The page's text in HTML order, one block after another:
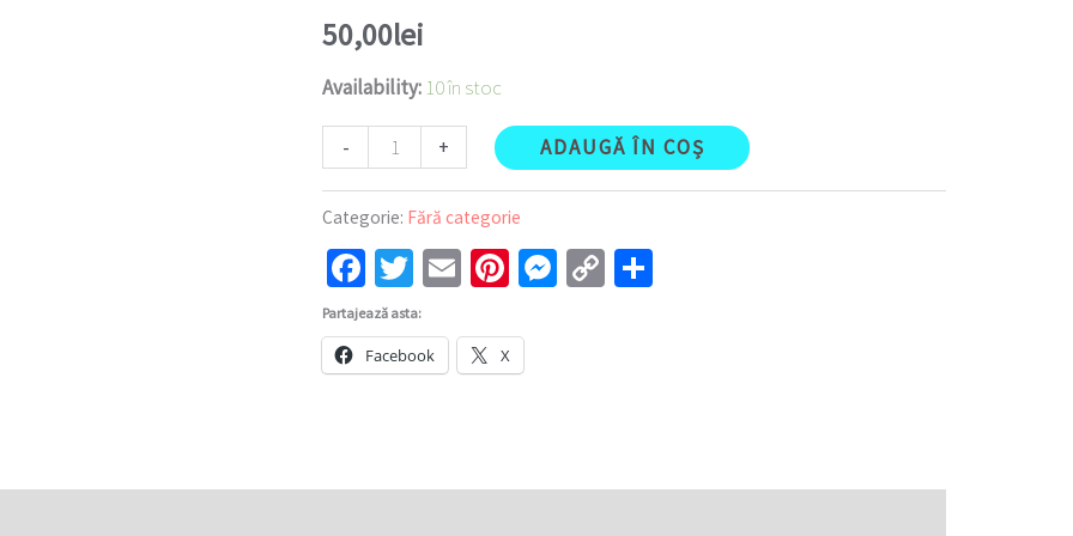
50,00lei
Availability: 10 în stoc
- + ADAUGĂ ÎN COȘ
Categorie: Fără categorie
Facebook
Twitter
EmailPinterest
Messenger
Copy
Partajează asta:
Facebook X